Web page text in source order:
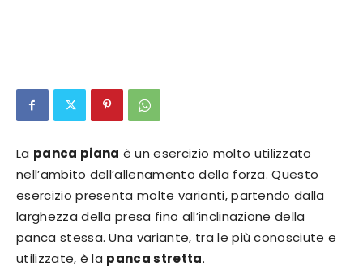
La panca piana è un esercizio molto utilizzato
nell’ambito dell’allenamento della forza. Questo
esercizio presenta molte varianti, partendo dalla
larghezza della presa fino all’inclinazione della
panca stessa. Una variante, tra le più conosciute e
utilizzate, è la panca stretta.